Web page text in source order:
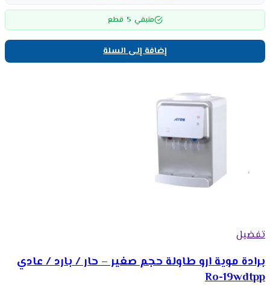
متبقي 5 قطع
إضافة إلى السلة
تفضيل
برادة موية ارو طاولة حجم صغير – حار / بارد / عادي
Ro-19wdtpp